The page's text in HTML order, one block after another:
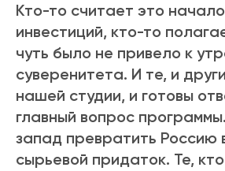
Кто-то считает это
инвестиций, кто-то
чуть было не привело к
суверенитета. И те, и
нашей студии, и готовы
главный вопрос
запад превратить Россию
сырьевой придаток. Те,